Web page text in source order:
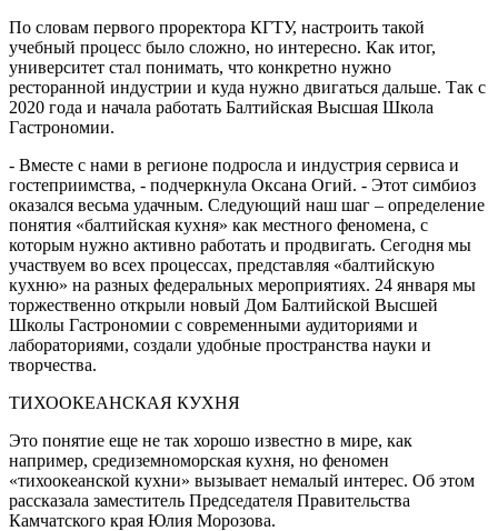
По словам первого проректора КГТУ, настроить такой
учебный процесс было сложно, но интересно. Как итог,
университет стал понимать, что конкретно нужно
ресторанной индустрии и куда нужно двигаться дальше. Так с
2020 года и начала работать Балтийская Высшая Школа
Гастрономии.
- Вместе с нами в регионе подросла и индустрия сервиса и
гостеприимства, - подчеркнула Оксана Огий. - Этот симбиоз
оказался весьма удачным. Следующий наш шаг – определение
понятия «балтийская кухня» как местного феномена, с
которым нужно активно работать и продвигать. Сегодня мы
участвуем во всех процессах, представляя «балтийскую
кухню» на разных федеральных мероприятиях. 24 января мы
торжественно открыли новый Дом Балтийской Высшей
Школы Гастрономии с современными аудиториями и
лабораториями, создали удобные пространства науки и
творчества.
ТИХООКЕАНСКАЯ КУХНЯ
Это понятие еще не так хорошо известно в мире, как
например, средиземноморская кухня, но феномен
«тихоокеанской кухни» вызывает немалый интерес. Об этом
рассказала заместитель Председателя Правительства
Камчатского края Юлия Морозова.